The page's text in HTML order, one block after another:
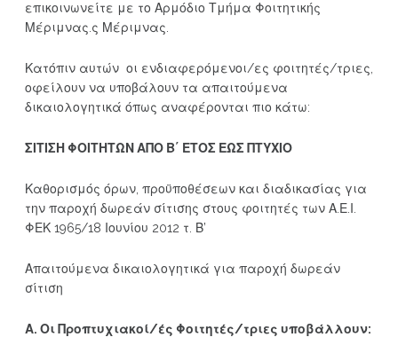
επικοινωνείτε με το Αρμόδιο Τμήμα Φοιτητικής
Μέριμνας.ς Μέριμνας.
Κατόπιν αυτών οι ενδιαφερόμενοι/ες φοιτητές/τριες,
οφείλουν να υποβάλουν τα απαιτούμενα
δικαιολογητικά όπως αναφέρονται πιο κάτω:
ΣΙΤΙΣΗ ΦΟΙΤΗΤΩΝ ΑΠΟ Β΄ ΕΤΟΣ ΕΩΣ ΠΤΥΧΙΟ
Καθορισμός όρων, προϋποθέσεων και διαδικασίας για
την παροχή δωρεάν σίτισης στους φοιτητές των Α.Ε.Ι.
ΦΕΚ 1965/18 Ιουνίου 2012 τ. Β’
Απαιτούμενα δικαιολογητικά για παροχή δωρεάν
σίτιση
Α. Οι Προπτυχιακοί/ές Φοιτητές/τριες υποβάλλουν: